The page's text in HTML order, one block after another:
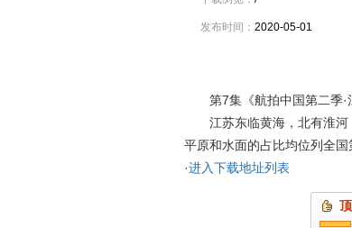
发布时间： 2020-05-01
第7集《航拍中国第二季·
江苏东临黄海，北有淮河
平原和水面的占比均位列全国
·进入下载地址列表